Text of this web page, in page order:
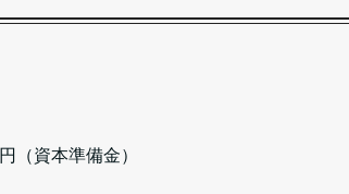
（資本準備金）